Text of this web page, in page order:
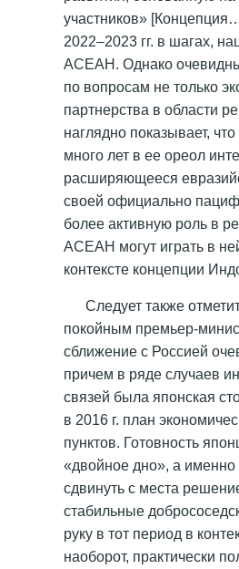
участников»
2022–2023 гг. в шагах,
АСЕАН. Однако
по вопросам не только
партнерства в области
наглядно показывает,
много лет в ее ореол
расширяющееся
своей официально
более активную роль в
АСЕАН могут играть в
контексте концепции
Следует также
покойным премьер-
сближение с Россией
причем в ряде случаев
связей была японская
в 2016 г. план
пунктов. Готовность
«двойное дно», а
сдвинуть с места
стабильные
руку в тот период в
наоборот, практически